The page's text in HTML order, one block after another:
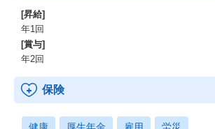
[昇給]
年1回
[賞与]
年2回
保険